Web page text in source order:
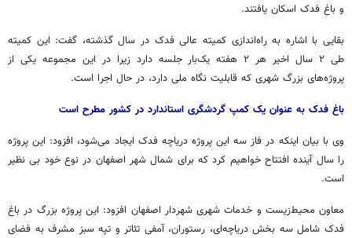
و باغ فدک اسکان یافتند.
بقایی با اشاره به راه‌اندازی کمیته عالی فدک در سال گذشته، گفت: این کمیته
طی ۲ سال اخیر هر ۲ هفته
یک‌بار جلسه دارد زیرا در این مجموعه یکی از
پروژه‌های بزرگ شهری که قابلیت نگاه ملی دارد، در حال اجرا است.
باغ فدک به عنوان یک کمپ گردشگری استاندارد در کشور مطرح است
وی با بیان اینکه در فاز سه این پروژه دریاچه فدک ایجاد می‌شود، افزود: این پروژه
را سال آینده افتتاح خواهیم کرد که برای شمال شهر اصفهان در نوع خود بینظیر
است.
معاون محیط‌زیست و خدمات شهری شهردار اصفهان افزود: این پروژه بزرگ در باغ
فدک شامل سه بخش دریاچه‌ای، رستوران، آمفی تئاتر و تپه سبز مشرف به فضای